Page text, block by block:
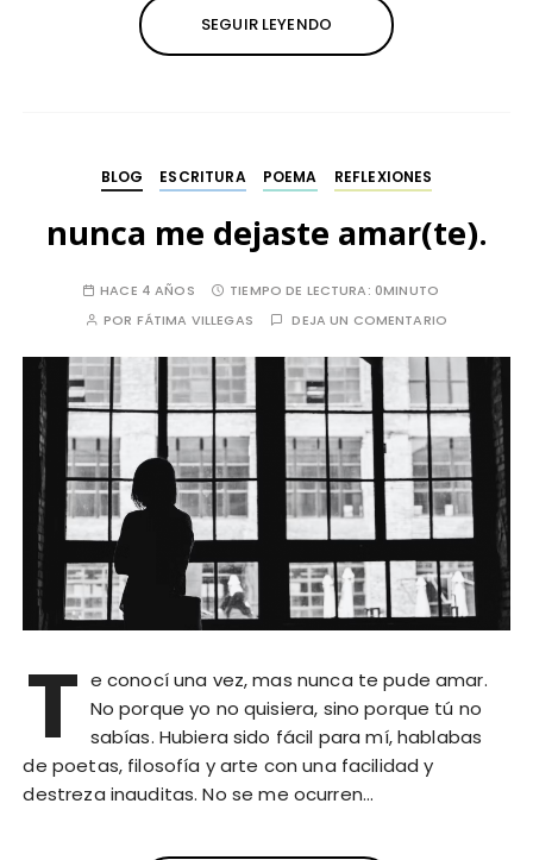
SEGUIR LEYENDO
BLOG ESCRITURA POEMA REFLEXIONES
nunca me dejaste amar(te).
HACE 4 AÑOS TIEMPO DE LECTURA: 0MINUTO
POR FÁTIMA VILLEGAS DEJA UN COMENTARIO
T e conocí una vez, mas nunca te pude amar.
No porque yo no quisiera, sino porque tú no
sabías. Hubiera sido fácil para mí, hablabas
de poetas, filosofía y arte con una facilidad y
destreza inauditas. No se me ocurren…